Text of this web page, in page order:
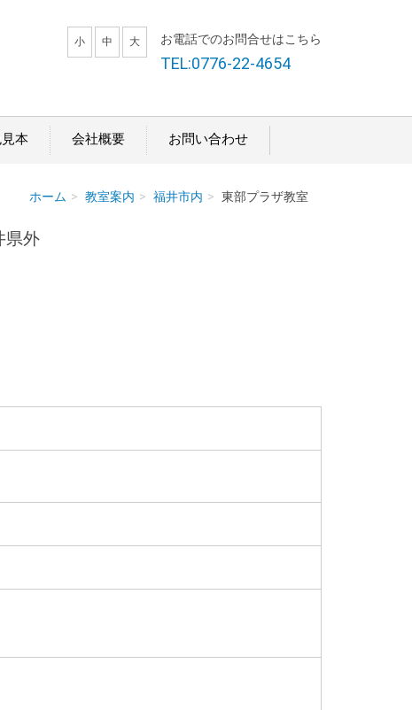
お電話でのお問合せはこちら
TEL:0776-22-4654
小 中 大
本 会社概要 お問い合わせ
ホーム 教室案内 福井市内 東部プラザ教室
県外